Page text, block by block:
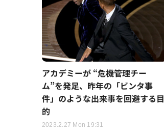
アカデミーが “危機管理チー
ム”を発足、昨年の「ビンタ事
件」のような出来事を回避する目
的
2023.2.27 Mon 19:31